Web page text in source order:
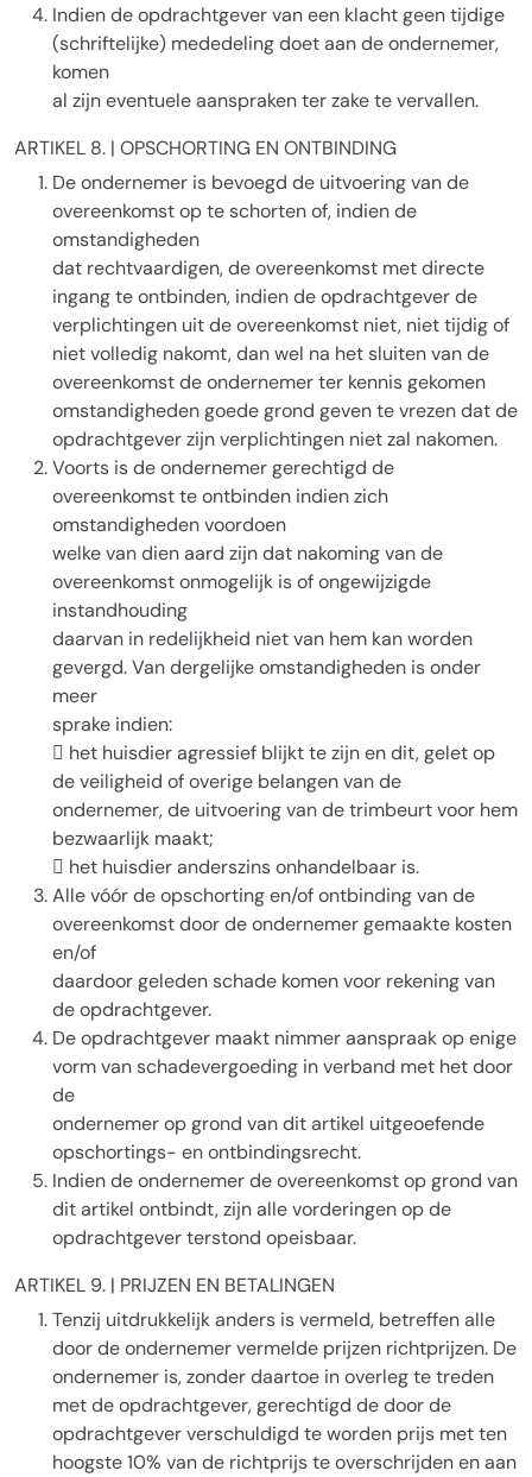
Indien de opdrachtgever van een klacht geen tijdige
(schriftelijke) mededeling doet aan de ondernemer,
komen
al zijn eventuele aanspraken ter zake te vervallen.
ARTIKEL 8. | OPSCHORTING EN ONTBINDING
De ondernemer is bevoegd de uitvoering van de
overeenkomst op te schorten of, indien de
omstandigheden
dat rechtvaardigen, de overeenkomst met directe
ingang te ontbinden, indien de opdrachtgever de
verplichtingen uit de overeenkomst niet, niet tijdig of
niet volledig nakomt, dan wel na het sluiten van de
overeenkomst de ondernemer ter kennis gekomen
omstandigheden goede grond geven te vrezen dat de
opdrachtgever zijn verplichtingen niet zal nakomen.
Voorts is de ondernemer gerechtigd de
overeenkomst te ontbinden indien zich
omstandigheden voordoen
welke van dien aard zijn dat nakoming van de
overeenkomst onmogelijk is of ongewijzigde
instandhouding
daarvan in redelijkheid niet van hem kan worden
gevergd. Van dergelijke omstandigheden is onder
meer
sprake indien:
 het huisdier agressief blijkt te zijn en dit, gelet op
de veiligheid of overige belangen van de
ondernemer, de uitvoering van de trimbeurt voor hem
bezwaarlijk maakt;
 het huisdier anderszins onhandelbaar is.
Alle vóór de opschorting en/of ontbinding van de
overeenkomst door de ondernemer gemaakte kosten
en/of
daardoor geleden schade komen voor rekening van
de opdrachtgever.
De opdrachtgever maakt nimmer aanspraak op enige
vorm van schadevergoeding in verband met het door
de
ondernemer op grond van dit artikel uitgeoefende
opschortings- en ontbindingsrecht.
Indien de ondernemer de overeenkomst op grond van
dit artikel ontbindt, zijn alle vorderingen op de
opdrachtgever terstond opeisbaar.
ARTIKEL 9. | PRIJZEN EN BETALINGEN
Tenzij uitdrukkelijk anders is vermeld, betreffen alle
door de ondernemer vermelde prijzen richtprijzen. De
ondernemer is, zonder daartoe in overleg te treden
met de opdrachtgever, gerechtigd de door de
opdrachtgever verschuldigd te worden prijs met ten
hoogste 10% van de richtprijs te overschrijden en aan